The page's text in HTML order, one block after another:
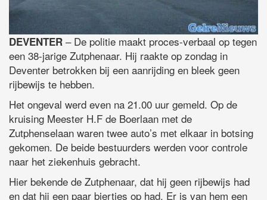
DEVENTER – De politie maakt proces-verbaal op tegen
een 38-jarige Zutphenaar. Hij raakte op zondag in
Deventer betrokken bij een aanrijding en bleek geen
rijbewijs te hebben.
Het ongeval werd even na 21.00 uur gemeld. Op de
kruising Meester H.F de Boerlaan met de
Zutphenselaan waren twee auto’s met elkaar in botsing
gekomen. De beide bestuurders werden voor controle
naar het ziekenhuis gebracht.
Hier bekende de Zutphenaar, dat hij geen rijbewijs had
en dat hij een paar biertjes op had. Er is van hem een